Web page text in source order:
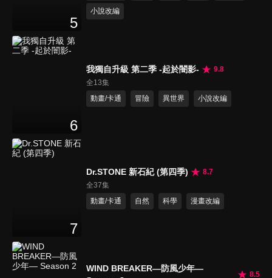
5
小說改編
6
我獨自升級 第二季 -起於闇影-
9.8
全13集
動畫/卡通
冒險 異世界 小說改編
7
Dr.STONE 新石紀 (第四季)
8.7
全37集
動畫/卡通
自然 科學 漫畫改編
WIND BREAKER—防風少年—
8.5